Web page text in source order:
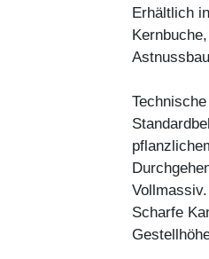
Erhältlich
Scharfe